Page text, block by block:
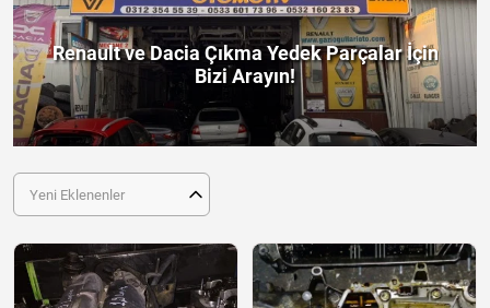
Renault ve Dacia Çıkma Yedek Parçalar İçin
Bizi Arayın!
Yeni Eklenenler